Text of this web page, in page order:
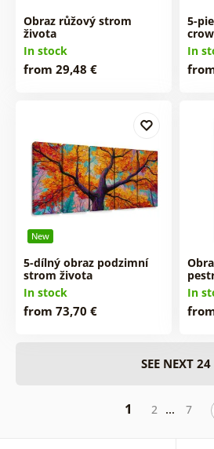
Obraz růžový strom
života
In stock
from 29,48 €
5-
In
New
5-dílný obraz podzimní
strom života
In stock
from 73,70 €
In
SEE NEXT 24
1 2 … 7